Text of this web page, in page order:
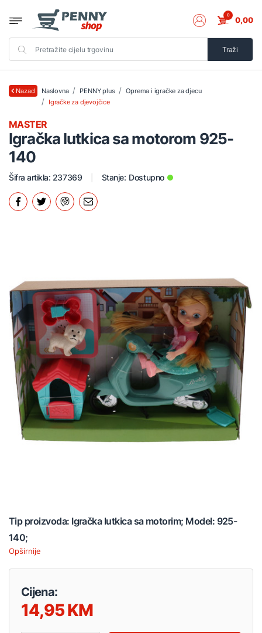
Traži
0 0,00
Nazad Naslovna PENNY plus
Oprema i igračke za djecu
Igračke za djevojčice
Igračka lutkica sa motorom 925-
140
MASTER
Šifra artikla: 237369 Stanje: Dostupno
Tip proizvoda: Igračka lutkica sa motorim; Model: 925-
140;
Opširnije
Cijena:
14,95